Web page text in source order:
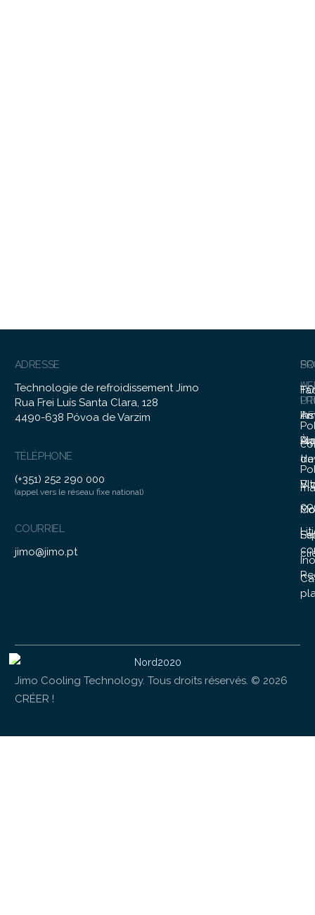
ADRESSE
Technologie de refroidissement Jimo
Rua Frei Luís Santa Clara, 128
4490-638 Póvoa de Varzim
TÉLÉPHONE
(+351) 252 290 000
(appel vers le réseau fixe national)
COURRIEL
jimo@jimo.pt
A
DE
À
Jimo Cooling Technology. Tous droits réservés. © 2026
CRÉER !